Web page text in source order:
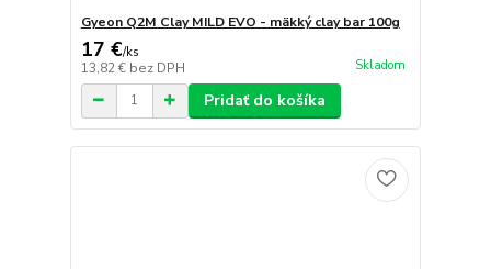
Gyeon Q2M Clay MILD EVO - mäkký clay bar 100g
17 €/ks
13,82 € bez DPH Skladom
Pridať do košíka